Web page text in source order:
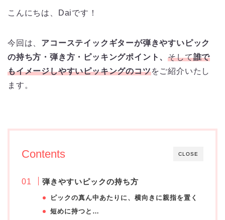
こんにちは、Daiです！
今回は、 アコーステイックギターが弾きやすいピック
の持ち方・弾き方・ピッキングポイント、そして誰で
もイメージしやすいピッキングのコツをご紹介いたし
ます。
CLOSE
Contents
弾きやすいピックの持ち方
ピックの真ん中あたりに、横向きに親指を置く
短めに持つと…